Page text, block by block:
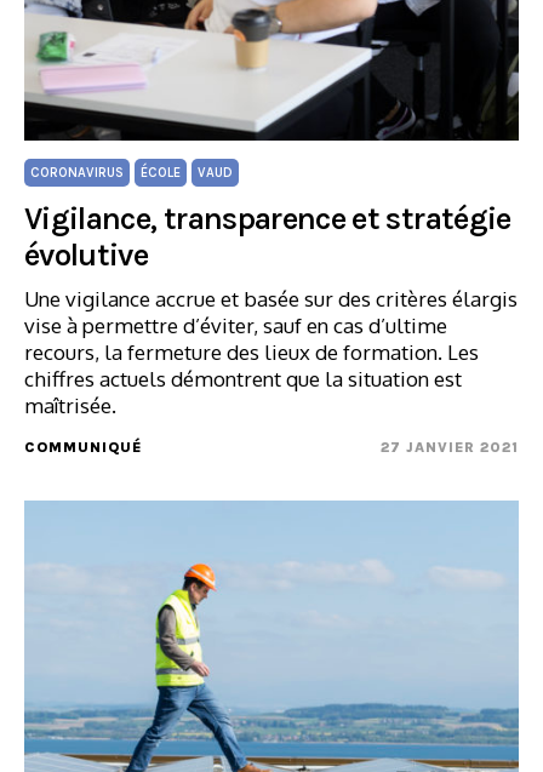
CORONAVIRUS ÉCOLE VAUD
Vigilance, transparence et stratégie
évolutive
Une vigilance accrue et basée sur des critères élargis
vise à permettre d’éviter, sauf en cas d’ultime
recours, la fermeture des lieux de formation. Les
chiffres actuels démontrent que la situation est
maîtrisée.
COMMUNIQUÉ 27 JANVIER 2021